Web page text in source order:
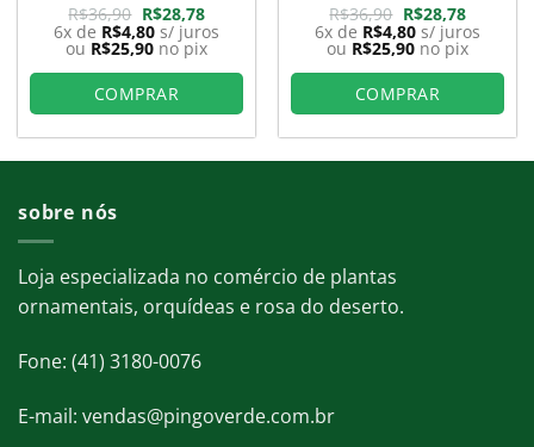
R$36,90 O
preço
original
era:
R$36,90.
R$28,78O
preço
atual
é:
R$28,78.
6x de R$4,80 s/ juros
ou R$25,90 no pix
COMPRAR
R$36,90 O
preço
original
era:
R$36,90.
R$28,78O
preço
atual
é:
R$28,78.
6x de R$4,80 s/ juros
ou R$25,90 no pix
COMPRAR
sobre nós
Loja especializada no comércio de plantas
ornamentais, orquídeas e rosa do deserto.
Fone: (41) 3180-0076
E-mail: vendas@pingoverde.com.br